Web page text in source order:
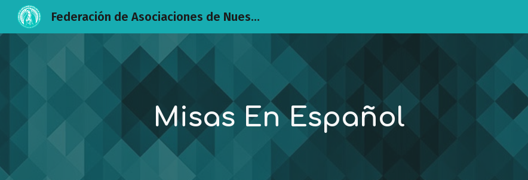
Skip to main content
Federación de Asociaciones de Nuestra Señora de Guadalupe Detroit
Misas En Español